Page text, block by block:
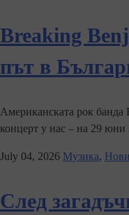
Breaking
път в
Американската рок
концерт у нас – на 29
July 04, 2026 Музика,
След